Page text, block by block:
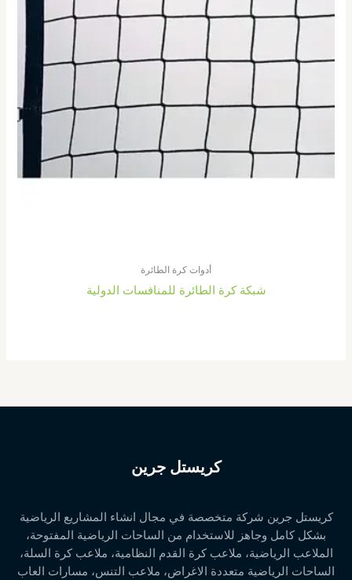
أدوات كرة الطائرة
شبكة كرة الطائرة للمنافسات الدولية
كريستل جرين
كريستل جرين شركة متخصصة في مجال انشاء المشاريع الرياضية
بشكل كامل وجاهز للاستخدام من الساحات الرياضية المفتوحة،
الملاعب الرياضية، ملاعب كرة القدم النظامية، ملاعب كرة السلة،
الساحات الرياضية متعددة الاغراض، ملاعب التنس، مسارات العاب